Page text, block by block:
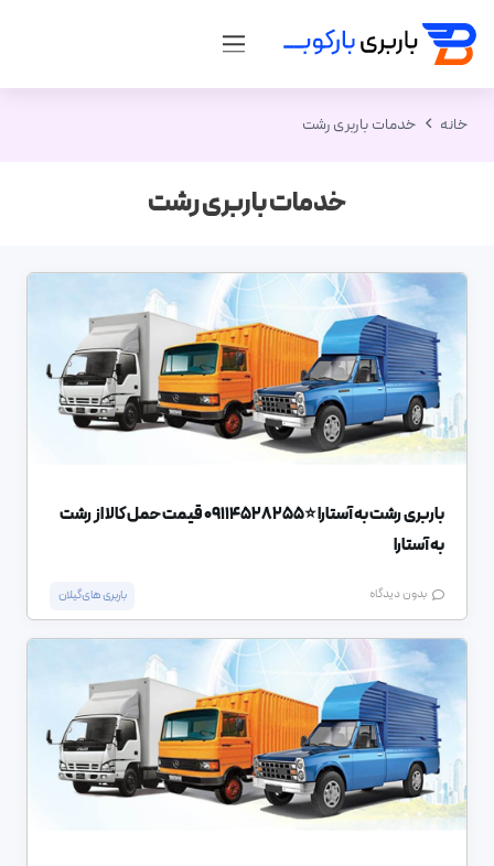
خانه خدمات باربری رشت
خدمات باربری رشت
باربری رشت به آستارا ⭐️09114528255 قیمت حمل کالا از رشت
به آستارا
بدون دیدگاه باربری های گیلان